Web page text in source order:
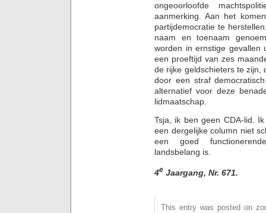
ongeoorloofde
aanmerking. Aan het
partijdemocratie te
naam en toenaam
worden in ernstige gevallen
een proeftijd van zes
de rijke geldschieters te zijn,
door een straf
alternatief voor deze
lidmaatschap.
Tsja, ik ben geen CDA-lid.
een dergelijke column niet
een goed
landsbelang is.
4e Jaargang, Nr. 671.
This entry was posted on